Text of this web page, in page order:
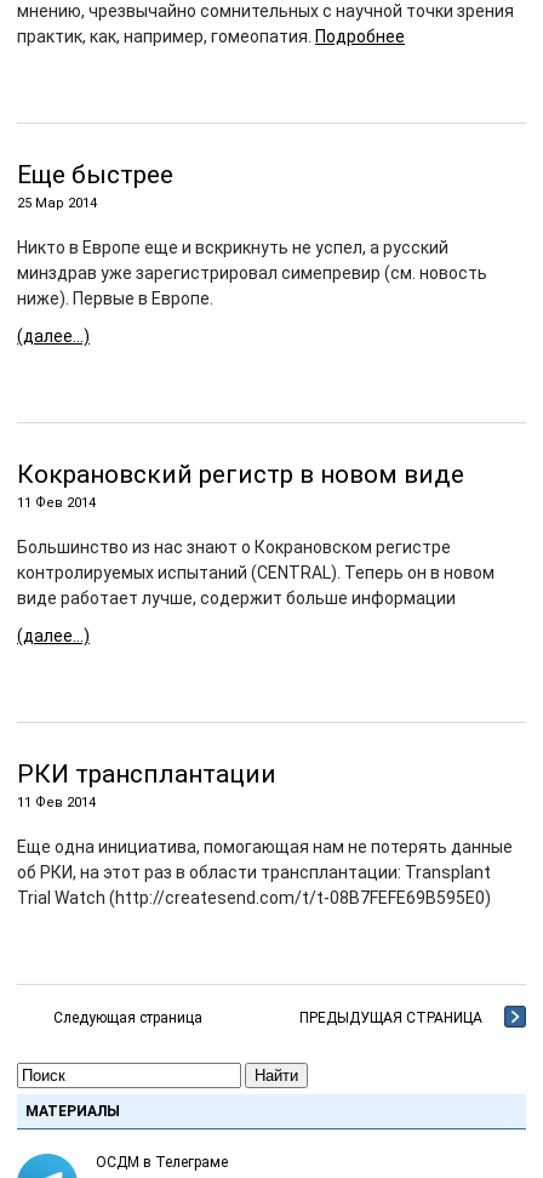
мнению, чрезвычайно сомнительных с научной точки зрения
практик, как, например, гомеопатия. Подробнее
Еще быстрее
25 Мар 2014
Никто в Европе еще и вскрикнуть не успел, а русский
минздрав уже зарегистрировал симепревир (см. новость
ниже). Первые в Европе.
(далее…)
Кокрановский регистр в новом виде
11 Фев 2014
Большинство из нас знают о Кокрановском регистре
контролируемых испытаний (CENTRAL). Теперь он в новом
виде работает лучше, содержит больше информации
(далее…)
РКИ трансплантации
11 Фев 2014
Еще одна инициатива, помогающая нам не потерять данные
об РКИ, на этот раз в области трансплантации: Transplant
Trial Watch (http://createsend.com/t/t-08B7FEFE69B595E0)
Следующая страница ПРЕДЫДУЩАЯ СТРАНИЦА
Найти
МАТЕРИАЛЫ
ОСДМ в Телеграме